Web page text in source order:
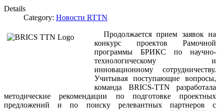
Details
Category: Новости RTTN
Продолжается прием заявок на
конкурс проектов Рамочной
программы БРИКС по научно-
технологическому и
инновационному сотрудничеству.
Учитывая поступающие вопросы,
команда BRICS-TTN разработала
методические рекомендации по подготовке проектных
предложений и по поиску релевантных партнеров с